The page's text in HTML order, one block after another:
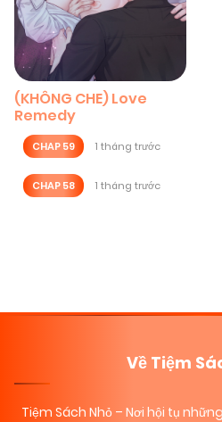
(KHÔNG CHE) Love
Remedy
CHAP 59 1 tháng trước
CHAP 58 1 tháng trước
Về Tiệm
Tiệm Sách Nhỏ – Nơi hội tụ